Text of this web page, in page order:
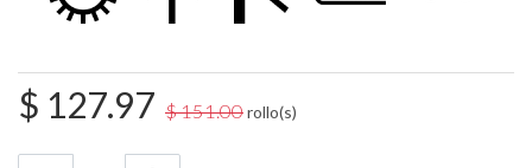
$ 127.97 $151.00rollo(s)